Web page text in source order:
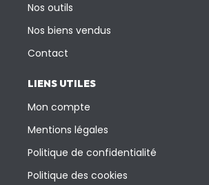
Nos outils
Nos biens vendus
Contact
LIENS UTILES
Mon compte
Mentions légales
Politique de confidentialité
Politique des cookies